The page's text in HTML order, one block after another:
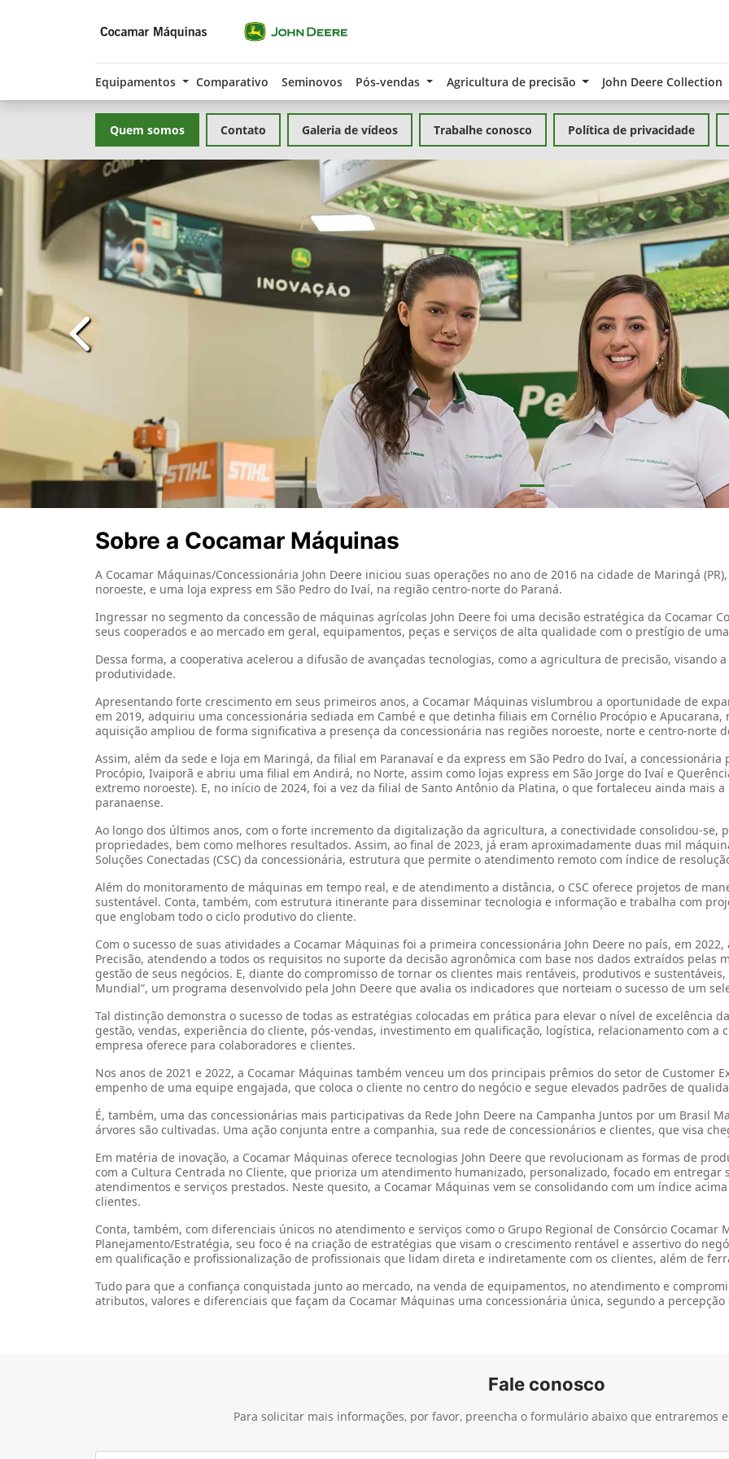
Equipamentos Comparativo Seminovos Pós-vendas Agricultura de precisão John Deere Collection
Quem somos Contato Galeria de vídeos Trabalhe conosco Política de privacidade
templates.template-01.components.carousel.texts.control_prev
Sobre a Cocamar Máquinas
A Cocamar Máquinas/Concessionária John Deere iniciou suas operações no ano de 2016 na cidade de Maringá
noroeste, e uma loja express em São Pedro do Ivaí, na região centro-norte do Paraná.
Ingressar no segmento da concessão de máquinas agrícolas John Deere foi uma decisão estratégica da Cocamar
seus cooperados e ao mercado em geral, equipamentos, peças e serviços de alta qualidade com o prestígio de
em 2019, adquiriu uma concessionária sediada em Cambé e que detinha filiais em Cornélio Procópio e Apucarana,
aquisição ampliou de forma significativa a presença da concessionária nas regiões noroeste, norte e centro-norte
Assim, além da sede e loja em Maringá, da filial em Paranavaí e da express em São Pedro do Ivaí, a concessionária
extremo noroeste). E, no início de 2024, foi a vez da filial de Santo Antônio da Platina, o que fortaleceu ainda mais